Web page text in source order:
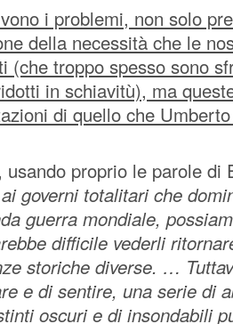
i problemi, non solo
della necessità che le
(che troppo spesso sono
in schiavitù), ma
di quello che
proprio le parole di
governi totalitari che
guerra mondiale,
difficile vederli
storiche diverse. …
e di sentire, una serie di
oscuri e di insondabili